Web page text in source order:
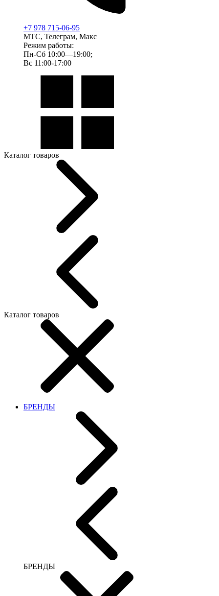
+7 978 715-06-95
МТС, Телеграм, Макс
Режим работы:
Пн-Сб 10:00—19:00;
Вс 11:00-17:00
Каталог товаров
Каталог товаров
БРЕНДЫ
БРЕНДЫ